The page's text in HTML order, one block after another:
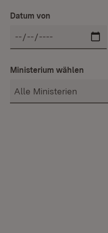
Datum von
Ministerium wählen